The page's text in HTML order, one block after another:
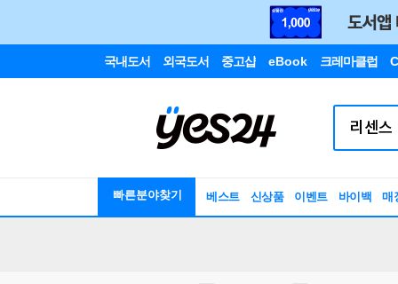
국내도서 외국도서 중고샵 eBook 크레마클럽
빠른분야찾기 베스트 신상품 이벤트 바이백 매